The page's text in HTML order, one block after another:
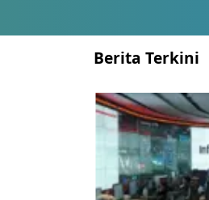
Berita Terkini